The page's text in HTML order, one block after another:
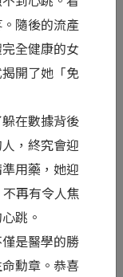
是溫柔與笑
然正面臨懷
次回診都早
小寶貝都平
閱讀全文 >
隨後的流產
全健康的女
開了她「免
在數據背後
，終究會迎
用藥，她迎
再有令人焦
跳。
是醫學的勝
勳章。恭喜